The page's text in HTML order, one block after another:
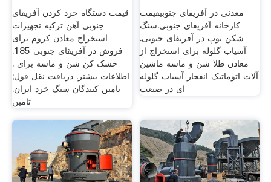
قیمت دستگاه خرد کردن آفریقای
جنوبی آهن ترکیه تجهیزات
استخراج معادن کروم برای
فروش در آفریقای جنوبی 185.
خشک کن شن و ماسه برای .
اطلاعات بیشتر. دریافت نقل قول;
تامین کنندگان سنگ خرد ایران.
تامین
معدنی در آفریقای جنوبی‫قیمت
کارخانه آفریقای جنوبی.سنگ
شکن توپ در آفریقای جنوبی.
آسیاب گلوله برای استخراج از
معادن طلا شن و ماسه ماشین
آلات اتوماتیک انفجار آسیاب گلوله
ای در صنعت